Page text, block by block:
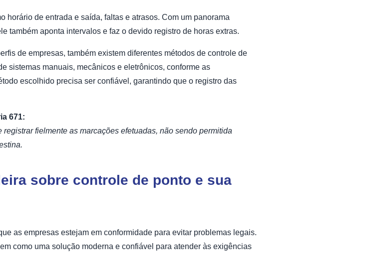
horário de entrada e saída, faltas e atrasos. Com um panorama
também aponta intervalos e faz o devido registro de horas extras.
de empresas, também existem diferentes métodos de controle de
sistemas manuais, mecânicos e eletrônicos, conforme as
escolhido precisa ser confiável, garantindo que o registro das
671:
fielmente as marcações efetuadas, não sendo permitida
sobre controle de ponto e sua
as empresas estejam em conformidade para evitar problemas legais.
como uma solução moderna e confiável para atender às exigências